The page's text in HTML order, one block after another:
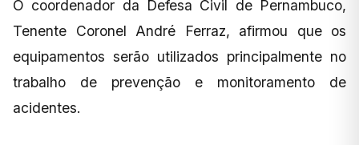
O coordenador da Defesa Civil de Pernambuco,
Tenente Coronel André Ferraz, afirmou que os
equipamentos serão utilizados principalmente no
trabalho de prevenção e monitoramento de
acidentes.